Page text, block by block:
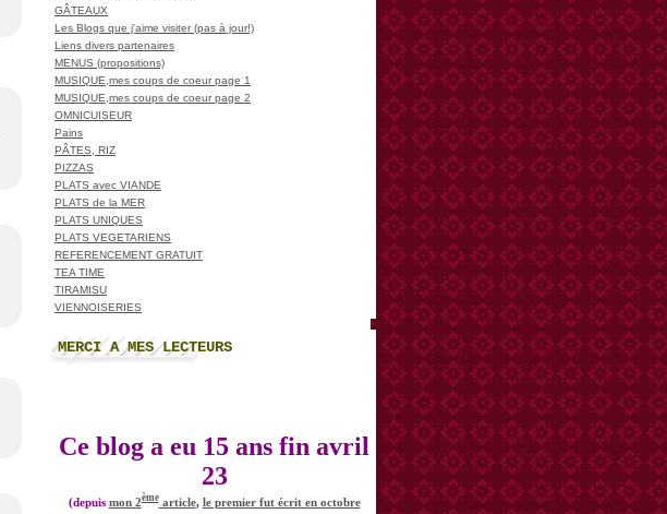
GÂTEAUX
Les Blogs que j'aime visiter (pas à jour!)
Liens divers partenaires
MENUS (propositions)
MUSIQUE,mes coups de coeur page 1
MUSIQUE,mes coups de coeur page 2
OMNICUISEUR
Pains
PÂTES, RIZ
PIZZAS
PLATS avec VIANDE
PLATS de la MER
PLATS UNIQUES
PLATS VEGETARIENS
REFERENCEMENT GRATUIT
TEA TIME
TIRAMISU
VIENNOISERIES
MERCI A MES LECTEURS
Ce blog a eu 15 ans fin avril
23
(depuis mon 2èmearticle, le premier fut écrit en octobre